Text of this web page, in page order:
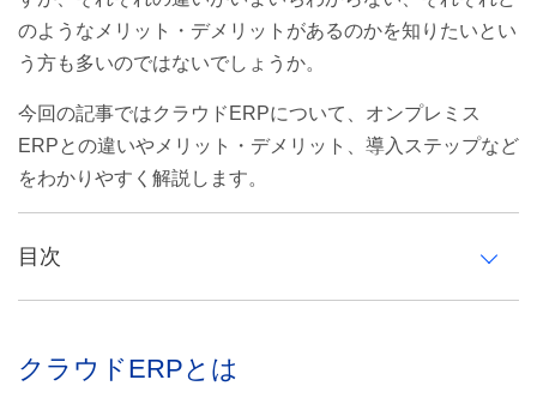
のようなメリット・デメリットがあるのかを知りたいとい
う方も多いのではないでしょうか。
今回の記事ではクラウドERPについて、オンプレミス
ERPとの違いやメリット・デメリット、導入ステップなど
をわかりやすく解説します。
目次
クラウドとオンプレミスの定義・語源
クラウドERPとは